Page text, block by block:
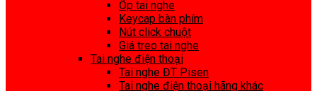
Ốp tai nghe
Keycap bàn phím
Nút click chuột
Giá treo tai nghe
Tai nghe điện thoại
Tai nghe ĐT Pisen
Tai nghe điện thoại hãng khác